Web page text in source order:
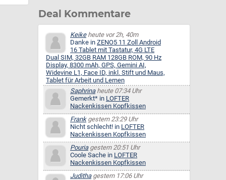
Deal Kommentare
Keikeheute vor 2h, 40m
Danke in ZENO5 11 Zoll Android
16 Tablet mit Tastatur, 4G LTE
Dual SIM, 32GB RAM 128GB ROM, 90 Hz
Display, 8300 mAh, GPS, Gemini AI,
Widevine L1, Face ID, inkl. Stift und Maus,
Tablet für Arbeit und Lernen
Saphrinaheute 07:34 Uhr
Gemerkt* in LOFTER
Nackenkissen Kopfkissen
Frankgestern 23:29 Uhr
Nicht schlecht! in LOFTER
Nackenkissen Kopfkissen
Pouriagestern 20:51 Uhr
Coole Sache in LOFTER
Nackenkissen Kopfkissen
Judithagestern 17:06 Uhr